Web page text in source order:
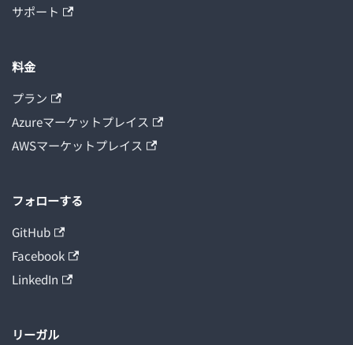
サポート
料金
プラン
Azureマーケットプレイス
AWSマーケットプレイス
フォローする
GitHub
Facebook
LinkedIn
リーガル